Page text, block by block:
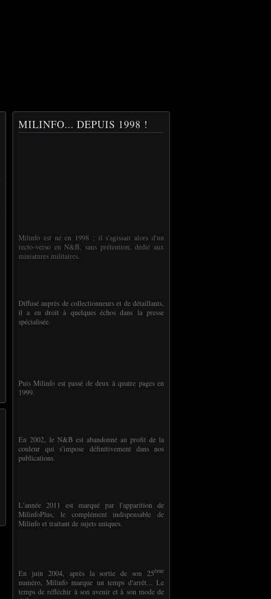
MILINFO... DEPUIS 1998 !
Milinfo est né en 1998 ; il s'agissait alors d'un
recto-verso en N&B, sans prétention, dédié aux
miniatures militaires.
Diffusé auprès de collectionneurs et de détaillants,
il a eu droit à quelques échos dans la presse
spécialisée.
Puis Milinfo est passé de deux à quatre pages en
1999.
En 2002, le N&B est abandonné au profit de la
couleur qui s'impose définitivement dans nos
publications.
L'année 2011 est marqué par l'apparition de
MilinfoPlus, le complément indispensable de
Milinfo et traitant de sujets uniques.
En juin 2004, après la sortie de son 25ème
numéro, Milinfo marque un temps d'arrêt... Le
temps de réfléchir à son avenir et à son mode de